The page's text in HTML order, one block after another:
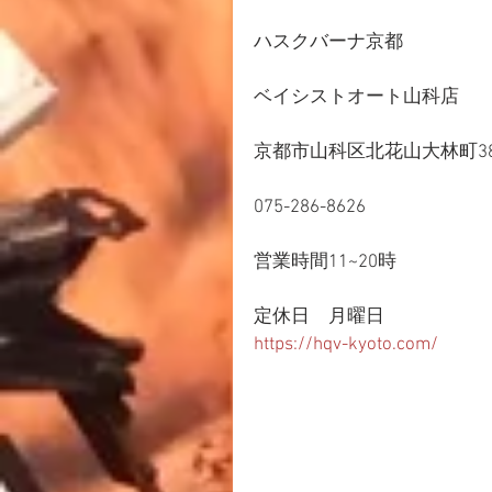
ハスクバーナ京都
ベイシストオート山科店
京都市山科区北花山大林町
075-286-8626
営業時間11~20時
定休日　月曜日
https://hqv-kyoto.com/